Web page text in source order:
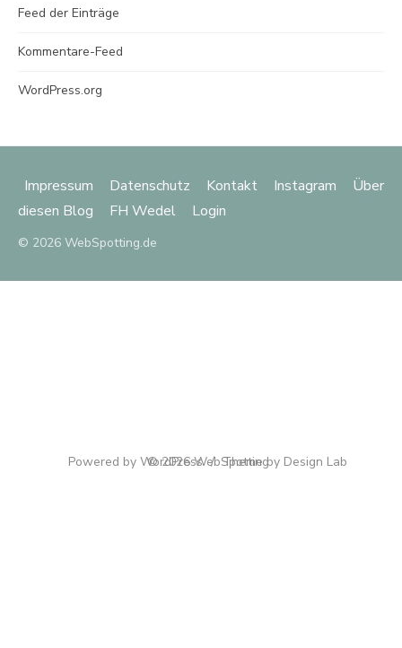
Feed der Einträge
Kommentare-Feed
WordPress.org
Impressum Datenschutz Kontakt Instagram
Über
diesen Blog
FH Wedel Login
© 2026 WebSpotting.de
© 2026 WebSpotting
Powered by WordPress / Theme by Design Lab